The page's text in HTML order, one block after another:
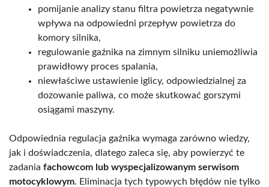
pomijanie analizy stanu filtra powietrza negatywnie
wpływa na odpowiedni przepływ powietrza do
komory silnika,
regulowanie gaźnika na zimnym silniku uniemożliwia
prawidłowy proces spalania,
niewłaściwe ustawienie iglicy, odpowiedzialnej za
dozowanie paliwa, co może skutkować gorszymi
osiągami maszyny.
Odpowiednia regulacja gaźnika wymaga zarówno wiedzy,
jak i doświadczenia, dlatego zaleca się, aby powierzyć te
zadania fachowcom lub wyspecjalizowanym serwisom
motocyklowym. Eliminacja tych typowych błędów nie tylko